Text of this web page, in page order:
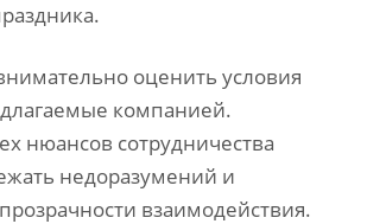
оценить условия
компанией.
нюансов сотрудничества
недоразумений и
взаимодействия.